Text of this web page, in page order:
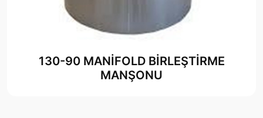
130-90 MANİFOLD BİRLEŞTİRME
MANŞONU